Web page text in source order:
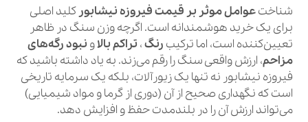
شناختعوامل موثر بر قیمت فیروزه نیشابور کلید اصلی
برای یک خرید هوشمندانه است. اگرچه وزن سنگ در ظاهر
تعیین‌کننده است، اما ترکیب رنگ، تراکم بالاو نبود رگه‌های
مزاحم، ارزش واقعی سنگ را رقم می‌زند. به یاد داشته باشید که
فیروزه نیشابور نه تنها یک زیورآلات، بلکه یک سرمایه تاریخی
است که نگهداری صحیح از آن (دوری از گرما و مواد شیمیایی)
می‌تواند ارزش آن را در بلندمدت حفظ و افزایش دهد.